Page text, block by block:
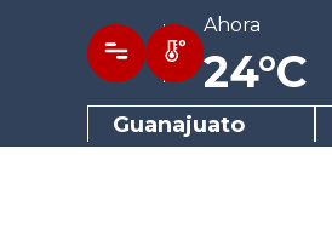
Ahora
24°C
Guanajuato